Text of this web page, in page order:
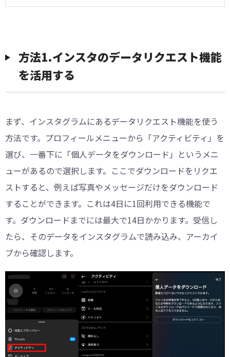
方法1.インスタのデータリクエスト機能
を活用する
まず、インスタグラムにあるデータリクエスト機能を使う
方法です。プロフィールメニューから「アクティビティ」を
選び、一番下に「個人データをダウンロード」というメニ
ューがあるので選択します。ここでダウンロードをリクエ
ストすると、例えば写真やメッセージだけをダウンロード
することができます。これは4日に1回利用できる機能で
す。ダウンロードまでには最大で14日かかります。受信し
たら、そのデータをインスタグラムで読み込み、アーカイ
ブから確認します。